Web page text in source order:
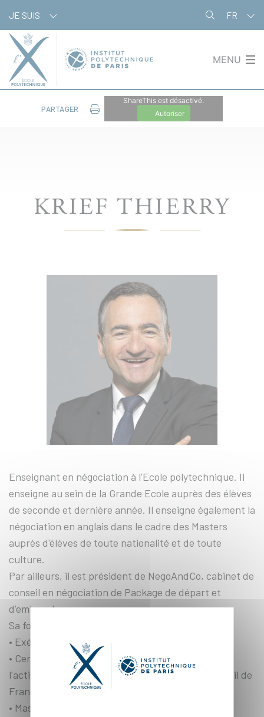
JE SUIS FR
MENU
PARTAGER
ShareThis est désactivé.
Autoriser
KRIEF THIERRY
Enseignant en négociation à l'Ecole polytechnique. Il
enseigne au sein de la Grande Ecole auprès des élèves
de seconde et dernière année. Il enseigne également la
négociation en anglais dans le cadre des Masters
auprès d'élèves de toute nationalité et de toute
culture.
Par ailleurs, il est président de NegoAndCo, cabinet de
conseil en négociation de Package de départ et
d’embauche.
Sa formation est la suivante :
• Exécutive MBA ESCP-Europe
• Certifié en Droit à titre accessoire nécessaire à
l'activité principale - Chambre Ingénierie et Conseil de
France
• Master II Finance Paris X Nanterre